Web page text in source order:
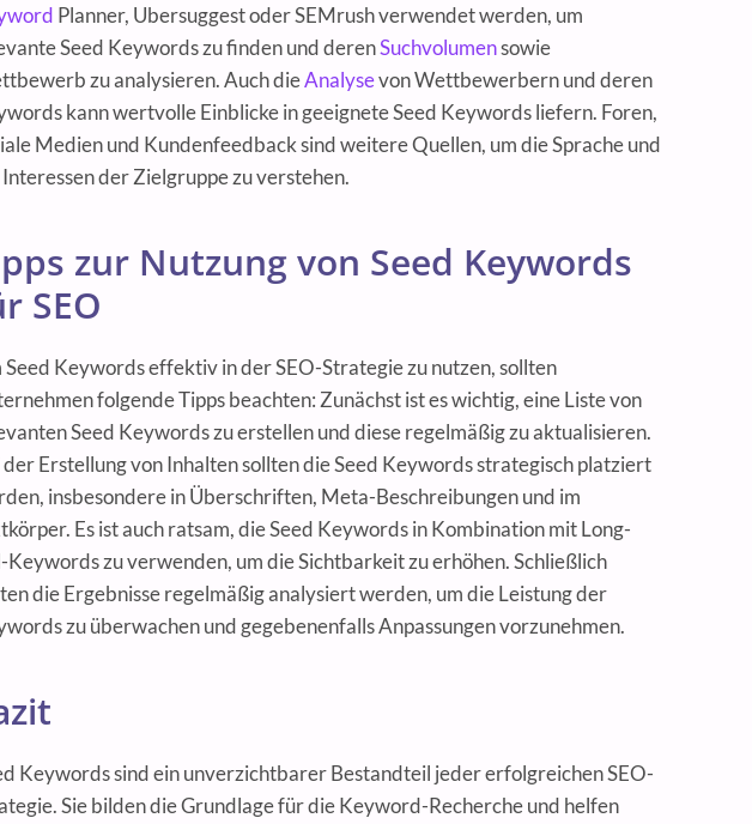
Planner, Ubersuggest oder SEMrush verwendet werden, um
Seed Keywords zu finden und derenSuchvolumensowie
zu analysieren. Auch dieAnalysevon Wettbewerbern und deren
kann wertvolle Einblicke in geeignete Seed Keywords liefern. Foren,
Medien und Kundenfeedback sind weitere Quellen, um die Sprache und
der Zielgruppe zu verstehen.
zur Nutzung von Seed Keywords
SEO
Seed Keywords effektiv in der SEO-Strategie zu nutzen, sollten
folgende Tipps beachten: Zunächst ist es wichtig, eine Liste von
Seed Keywords zu erstellen und diese regelmäßig zu aktualisieren.
der Erstellung von Inhalten sollten die Seed Keywords strategisch platziert
insbesondere in Überschriften, Meta-Beschreibungen und im
Es ist auch ratsam, die Seed Keywords in Kombination mit Long-
Keywords zu verwenden, um die Sichtbarkeit zu erhöhen. Schließlich
die Ergebnisse regelmäßig analysiert werden, um die Leistung der
zu überwachen und gegebenenfalls Anpassungen vorzunehmen.
Keywords sind ein unverzichtbarer Bestandteil jeder erfolgreichen SEO-
Sie bilden die Grundlage für die Keyword-Recherche und helfen